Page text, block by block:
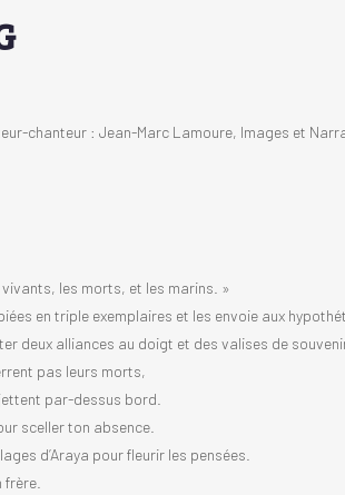
chanteur : Jean-Marc Lamoure, Images et
vivants, les morts, et les marins. »
en triple exemplaires et les envoie aux
deux alliances au doigt et des valises de
pas leurs morts,
par-dessus bord.
sceller ton absence.
d’Araya pour fleurir les pensées.